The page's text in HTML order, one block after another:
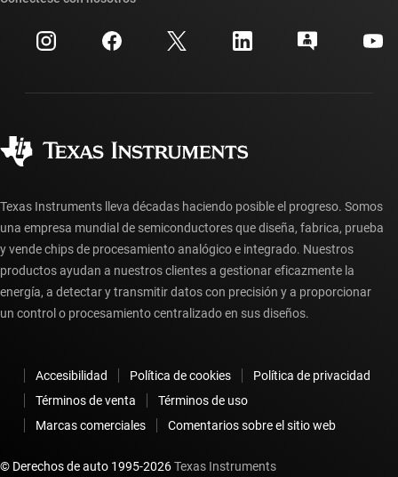
Relaciones con los inversionistas
Fabricación
Centro de atención al cliente
Preguntas frecuentes sobre la cuenta myTI
Preguntas frecuentes sobre pedidos
Texas Instruments lleva décadas haciendo posible el progreso. Somos
una empresa mundial de semiconductores que diseña, fabrica, prueba
y vende chips de procesamiento analógico e integrado. Nuestros
productos ayudan a nuestros clientes a gestionar eficazmente la
energía, a detectar y transmitir datos con precisión y a proporcionar
un control o procesamiento centralizado en sus diseños.
Accesibilidad Política de cookies
Política de privacidad
Términos de venta
Términos de uso
Marcas comerciales
Comentarios sobre el sitio web
© Derechos de auto 1995-2026Texas Instruments